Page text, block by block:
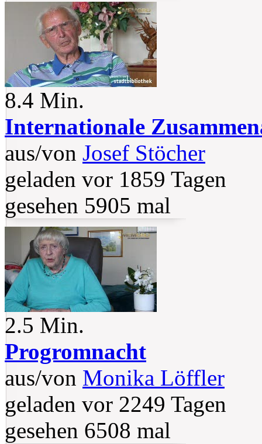
8.4 Min.
Internationale
aus/von Josef Stöcher
geladen vor 1859 Tagen
gesehen 5905 mal
2.5 Min.
Progromnacht
aus/von Monika Löffler
geladen vor 2249 Tagen
gesehen 6508 mal